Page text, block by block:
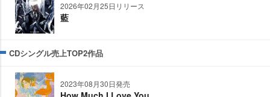
2026年02月25日リリース
藍
CDシングル売上TOP2作品
2023年08月30日発売